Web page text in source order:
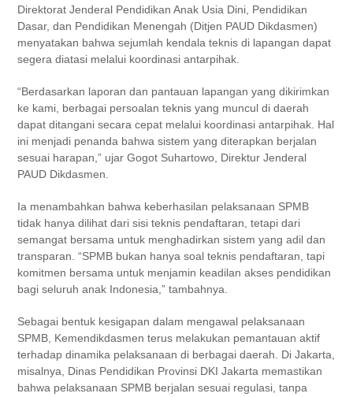
Direktorat Jenderal Pendidikan Anak Usia Dini, Pendidikan
Dasar, dan Pendidikan Menengah (Ditjen PAUD Dikdasmen)
menyatakan bahwa sejumlah kendala teknis di lapangan dapat
segera diatasi melalui koordinasi antarpihak.
“Berdasarkan laporan dan pantauan lapangan yang dikirimkan
ke kami, berbagai persoalan teknis yang muncul di daerah
dapat ditangani secara cepat melalui koordinasi antarpihak. Hal
ini menjadi penanda bahwa sistem yang diterapkan berjalan
sesuai harapan,” ujar Gogot Suhartowo, Direktur Jenderal
PAUD Dikdasmen.
Ia menambahkan bahwa keberhasilan pelaksanaan SPMB
tidak hanya dilihat dari sisi teknis pendaftaran, tetapi dari
semangat bersama untuk menghadirkan sistem yang adil dan
transparan. “SPMB bukan hanya soal teknis pendaftaran, tapi
komitmen bersama untuk menjamin keadilan akses pendidikan
bagi seluruh anak Indonesia,” tambahnya.
Sebagai bentuk kesigapan dalam mengawal pelaksanaan
SPMB, Kemendikdasmen terus melakukan pemantauan aktif
terhadap dinamika pelaksanaan di berbagai daerah. Di Jakarta,
misalnya, Dinas Pendidikan Provinsi DKI Jakarta memastikan
bahwa pelaksanaan SPMB berjalan sesuai regulasi, tanpa